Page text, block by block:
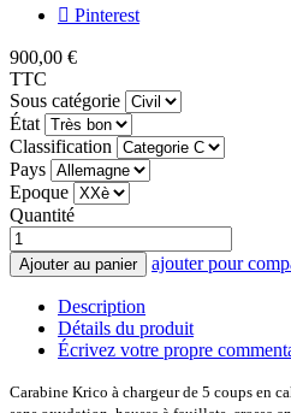
Pinterest
900,00 €
TTC
Sous catégorie
État
Classification
Pays
Epoque
Quantité
Ajouter au panier ajouter pour
Description
Détails du produit
Écrivez votre propre
Carabine Krico à chargeur de 5 coups en